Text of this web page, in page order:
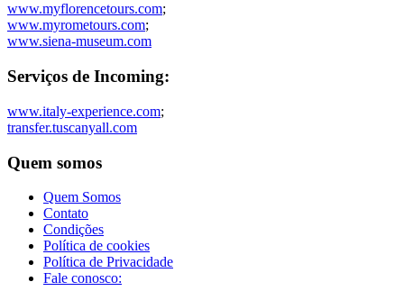
www.myflorencetours.com;
www.myrometours.com;
www.siena-museum.com
Serviços de Incoming:
www.italy-experience.com;
transfer.tuscanyall.com
Quem somos
Quem Somos
Contato
Condições
Política de cookies
Política de Privacidade
Fale conosco: